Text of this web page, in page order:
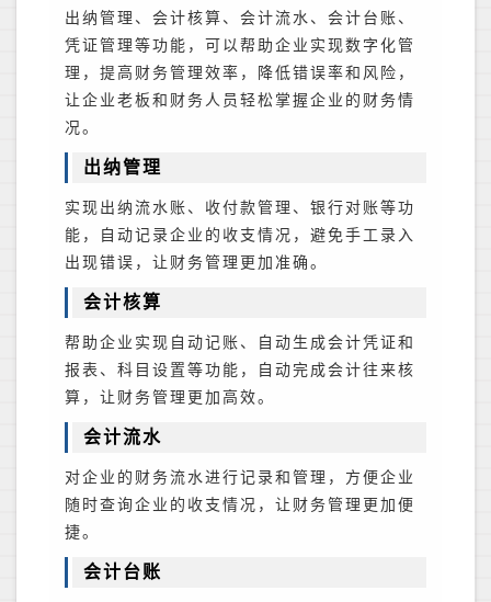
出纳管理、会计核算、会计流水、会计台账、
凭证管理等功能，可以帮助企业实现数字化管
理，提高财务管理效率，降低错误率和风险，
让企业老板和财务人员轻松掌握企业的财务情
况。
出纳管理
实现出纳流水账、收付款管理、银行对账等功
能，自动记录企业的收支情况，避免手工录入
出现错误，让财务管理更加准确。
会计核算
帮助企业实现自动记账、自动生成会计凭证和
报表、科目设置等功能，自动完成会计往来核
算，让财务管理更加高效。
会计流水
对企业的财务流水进行记录和管理，方便企业
随时查询企业的收支情况，让财务管理更加便
捷。
会计台账